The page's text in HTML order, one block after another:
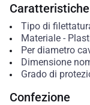
Tipo di
Materiale-
Per diametro
Dimensione
Grado di
Confezione